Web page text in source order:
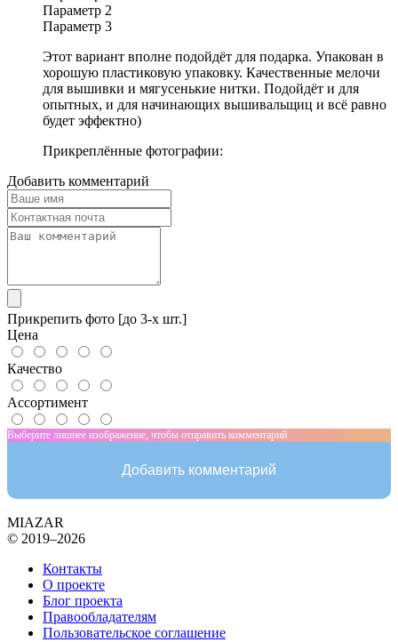
Параметр 2
Параметр 3
Этот вариант вполне подойдёт для подарка. Упакован в
хорошую пластиковую упаковку. Качественные мелочи
для вышивки и мягусенькие нитки. Подойдёт и для
опытных, и для начинающих вышивальщиц и всё равно
будет эффектно)
Прикреплённые фотографии:
Добавить комментарий
Прикрепить фото [до 3-х шт.]
Цена
Качество
Ассортимент
Выберите лишнее изображение, чтобы отправить комментарий
Добавить комментарий
MIAZAR
© 2019–2026
Контакты
О проекте
Блог проекта
Правообладателям
Пользовательское соглашение